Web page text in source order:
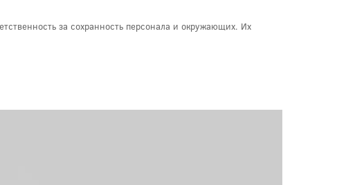
за сохранность персонала и окружающих. Их